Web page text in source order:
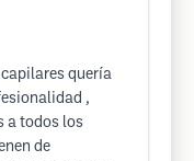
quería
,
a todos los
de